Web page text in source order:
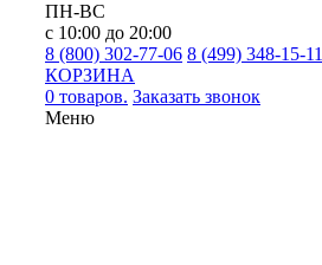
ПН-ВС
с 10:00 до 20:00
8 (800) 302-77-06 8 (499) 348-15-11
КОРЗИНА
0 товаров. Заказать звонок
Меню